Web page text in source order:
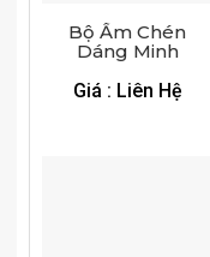
Bộ Ấm Chén
Dáng Minh
– XGS AC 40
Giá : Liên Hệ